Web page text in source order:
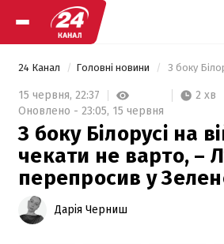
24 Канал Головні новини
15 червня, 22:37 2 хв
Оновлено - 23:05, 15 червня
З боку Білорусі на
чекати не варто, –
перепросив у
Дарія Черниш